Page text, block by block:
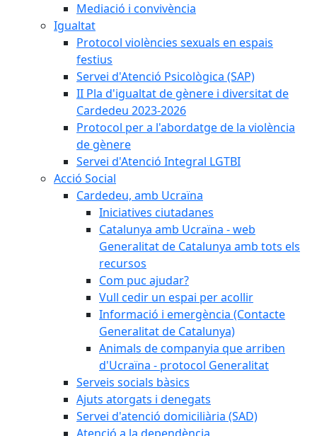
Mediació i convivència
Igualtat
Protocol violències sexuals en espais
festius
Servei d'Atenció Psicològica (SAP)
II Pla d'igualtat de gènere i diversitat de
Cardedeu 2023-2026
Protocol per a l'abordatge de la violència
de gènere
Servei d'Atenció Integral LGTBI
Acció Social
Cardedeu, amb Ucraïna
Iniciatives ciutadanes
Catalunya amb Ucraïna - web
Generalitat de Catalunya amb tots els
recursos
Com puc ajudar?
Vull cedir un espai per acollir
Informació i emergència (Contacte
Generalitat de Catalunya)
Animals de companyia que arriben
d'Ucraïna - protocol Generalitat
Serveis socials bàsics
Ajuts atorgats i denegats
Servei d'atenció domiciliària (SAD)